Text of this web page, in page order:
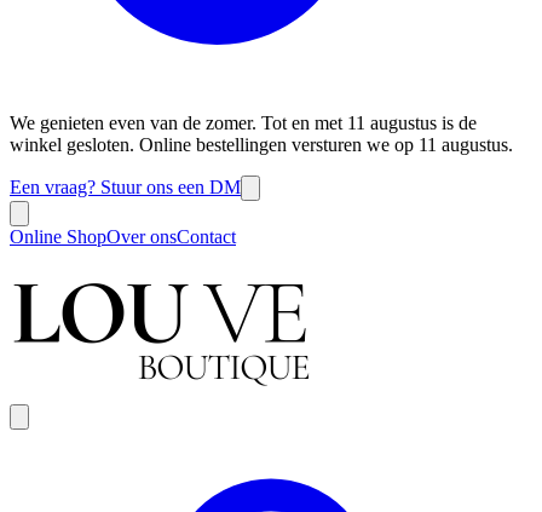
We genieten even van de zomer. Tot en met 11 augustus is de
winkel gesloten. Online bestellingen versturen we op 11 augustus.
Een vraag? Stuur ons een DM
Online ShopOver onsContact